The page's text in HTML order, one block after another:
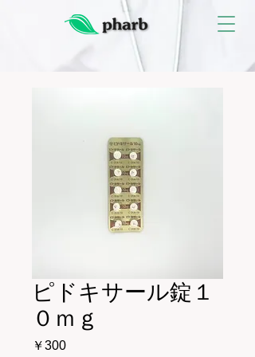
ピドキサール錠１
０ｍｇ
￥300価